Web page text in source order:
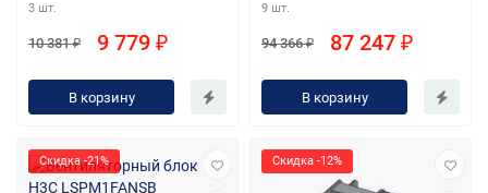
3 шт.
10 381 ₽ 9 779 ₽
В корзину
9 шт.
94 366 ₽ 87 247 ₽
В корзину
Скидка -21% Скидка -12%